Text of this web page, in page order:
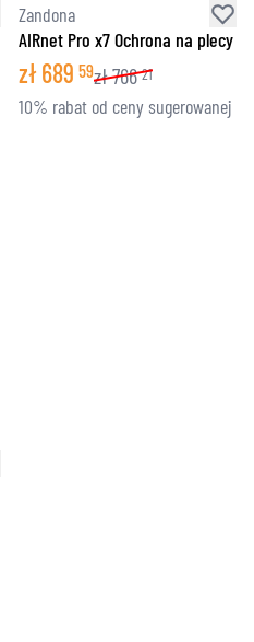
Zandona
AIRnet Pro x7 Ochrona na plecy
zł689 59zł766 21
10% rabat od ceny sugerowanej